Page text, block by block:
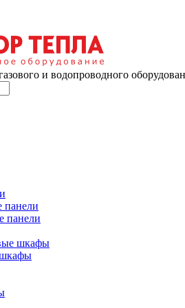
и водопроводного
панели
панели
шкафы
шкафы